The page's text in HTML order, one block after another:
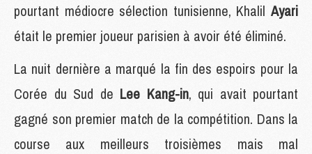
pourtant médiocre sélection tunisienne, Khalil Ayari
était le premier joueur parisien à avoir été éliminé.
La nuit dernière a marqué la fin des espoirs pour la
Corée du Sud de Lee Kang-in, qui avait pourtant
gagné son premier match de la compétition. Dans la
course aux meilleurs troisièmes mais mal